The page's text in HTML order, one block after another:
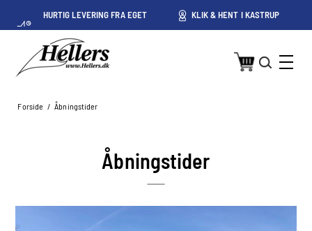
HURTIG LEVERING FRA EGET
LAGER I KASTRUP
KLIK & HENT I KASTRUP
Forside / Åbningstider
Åbningstider